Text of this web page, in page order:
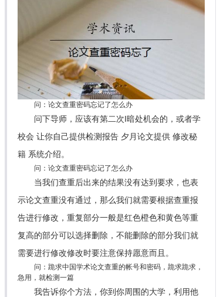
研究生论
问：论文查重密码忘记了怎么办
问下导师，应该有第二次I暗处机会的，或者学
校会 让你自己提供检测报告 夕月论文提供 修改秘
籍 系统介绍。
问：论文查重密码忘记了怎么办
当我们查重后出来的结果没有达到要求，也表
示论文查重没有通过，那么我们就需要根据查重报
告进行修改，重复部分一般是红色橙色和黄色等重
复高的部分可以选择删除，不能删除的部分我们就
需要进行修改修改时要注意保持愿意而且。
问：跪求中国学术论文查重的帐号和密码，跪求跪求，
急用，就检测一篇
我告诉你个方法，你到你周围的大学，利用他